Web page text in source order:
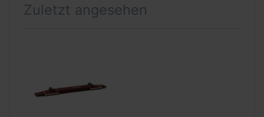
Zuletzt angesehen